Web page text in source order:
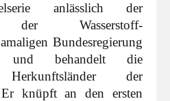
anlässlich der
der Wasserstoff-
Bundesregierung
behandelt die
Herkunftsländer der
Er knüpft an den ersten